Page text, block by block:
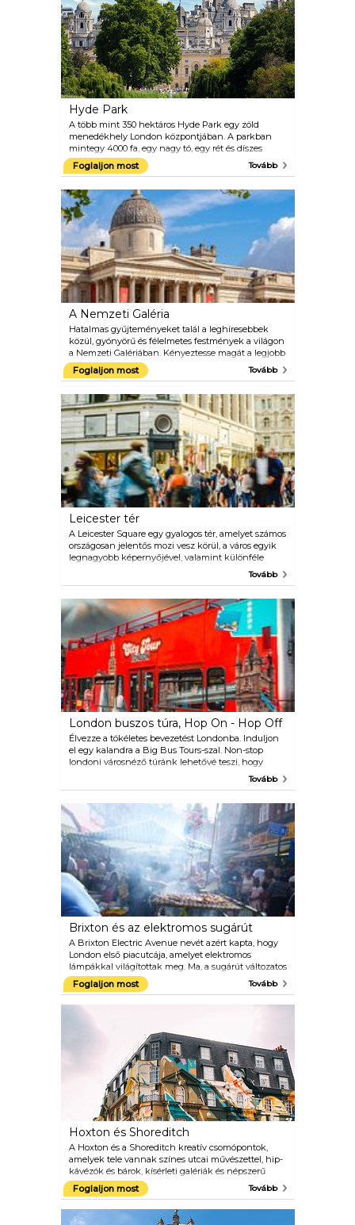
Suttogó Galériába, és próbáld ki az akusztikát.
Innen folytathatja az utat a kupola tetején lévő
Arany Galériába, ahol lélegzetelállító kilátással
jutalmazzák Londonra. Leereszkedhet a kriptába is,
ahol olyan fontos történelmi személyek
emlékműveit találja, mint például Lord Nelson
admirális.
Hyde Park
A több mint 350 hektáros Hyde Park egy zöld
menedékhely London központjában. A parkban
mintegy 4000 fa, egy nagy tó, egy rét és díszes
virágoskertek találhatók. A szálloda forgalmas
programokat és rendezvényeket kínál, beleértve a
csónakázás. A legfontosabb események közé
tartozik a Szerpentin-híd, az élet öröme szökőkút,
az Achilles-szobor, a Diana emlékkút és a
hangszóró sarka.
Foglaljon most Tovább
A Nemzeti Galéria
Hatalmas gyűjteményeket talál a leghíresebbek
közül, gyönyörű és félelmetes festmények a világon
a Nemzeti Galériában. Kényeztesse magát a legjobb
művészi produkcióval, amely létezik és valaha is
volt. Ünnepelje a szemét Leonardo da Vinci,
Monet vagy Van Gogh remekművein.
Foglaljon most Tovább
Leicester tér
A Leicester Square egy gyalogos tér, amelyet számos
országosan jelentős mozi vesz körül, a város egyik
legnagyobb képernyőjével, valamint különféle
éttermekkel. Az Odeon Leicester tér, Birodalom, A
Leicester teret gyakran használják filmbemutatókra,
amíg Londonban tartózkodik. A tér közepén
található buja kert tökéletes hely a nyár folyamán
történő lehűléshez vagy a lábak pihentetéséhez. A
Cinephiles-nek feltétlenül meg kell néznie a Prince
Charles mozi programját. Ez a független mozi
kultikus filmeket és maratoni filmeket vetít.
Tovább
London buszos túra, Hop On - Hop Off
Élvezze a tökéletes bevezetést Londonba. Induljon
el egy kalandra a Big Bus Tours-szal. Non-stop
londoni városnéző túránk lehetővé teszi, hogy
könnyedén felszívja a város hangulatát. Pihenjen
híres nevezetességein és látnivalóin. És, kiválasztott
Red Tour buszokon, vegye fel a tippeket tapasztalt
útmutatóinkból, amelyek segítenek feltárni London
titkait és történeteit. Buszútvonalunkat gondosan
megterveztük annak biztosítása érdekében, hogy
London legjobb látnivalóit rögzítse, beleértve a Big
Ben-t is, a London Eye, Tower Bridge és a
Buckingham-palota.
Tovább
Brixton és az elektromos sugárút
A Brixton Electric Avenue nevét azért kapta, hogy
London első piacutcája, amelyet elektromos
lámpákkal világítottak meg. Ma, a sugárút változatos
és választékos élelmiszerpiac, többnyire afrikai és
karibi konyhára szakosodott. Az ételen kívül, a
terület vonzza az alku vadászokat kamerákat
szolgáltatások, parókák, halkereskedők, hentesek,
pékek, gyümölcs- és virágüzletek - megnevezed. A
Brixton Village a piac fedett árkádos területe, amely
furcsa üzletekkel teli, gyümölcs- és
zöldségállványok, és rengeteg kávézó és étterem. A
Brixton Academy egy ikonikus helyszín, amely a
világ legnagyobb rock- és popfellépéseinek ad
otthont. A helyszínt eredetileg Astoria nevű
színházként és moziként nyitották meg, de azóta
koncerthelyszínré fejlődött: Madonna, Szex A
Pistols és a The Smiths mind itt felléptek.
Foglaljon most Tovább
Hoxton és Shoreditch
A Hoxton és a Shoreditch kreatív csomópontok,
amelyek tele vannak színes utcai művészettel, hip-
kávézók és bárok, kísérleti galériák és népszerű
éjszakai klubok. Nézze meg a sok tematikus bárot,
amelyek végtelenül ötletes és finom ételeket
szolgálnak fel a világkonyhák hosszú listájából. A
vintage és a design üzletek bőségesek.
Foglaljon most Tovább